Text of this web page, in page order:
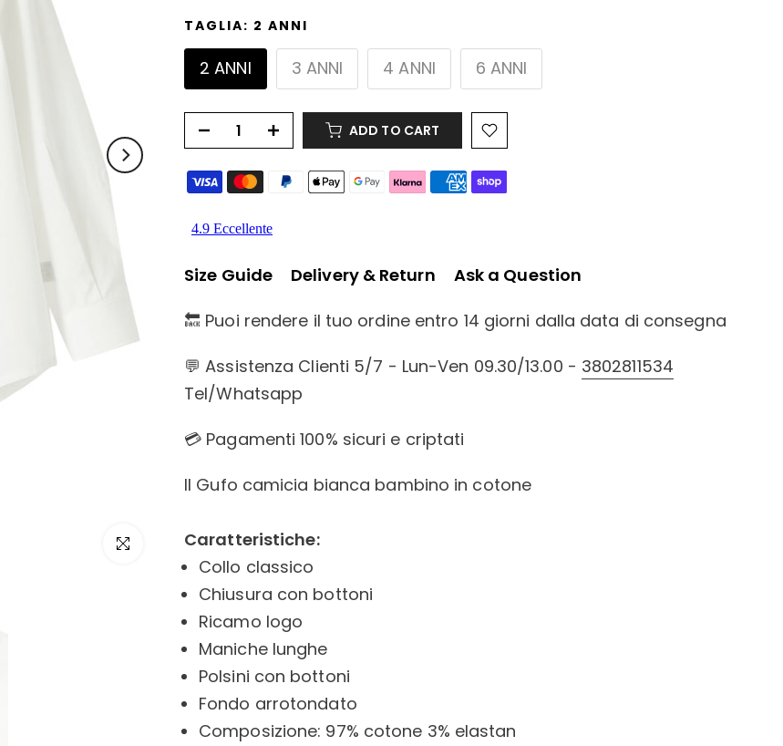
Click to enlarge
TAGLIA: 2 ANNI
2 ANNI 3 ANNI 4 ANNI 6 ANNI
ADD TO CART
Size Guide Delivery & Return
Ask a Question
🔙 Puoi rendere il tuo ordine entro 14 giorni dalla data di consegna
💬 Assistenza Clienti 5/7 - Lun-Ven 09.30/13.00 - 3802811534
Tel/Whatsapp
💳 Pagamenti 100% sicuri e criptati
Il Gufo camicia bianca bambino in cotone
Caratteristiche:
Collo classico
Chiusura con bottoni
Ricamo logo
Maniche lunghe
Polsini con bottoni
Fondo arrotondato
Composizione: 97% cotone 3% elastan